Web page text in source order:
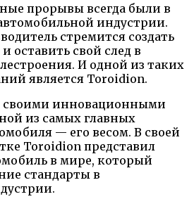
прорывы всегда были в
индустрии.
стремится создать
оставить свой след в
И одной из таких
является Toroidion.
своими инновационными
из самых главных
— его весом. В своей
Toroidion представил
в мире, который
стандарты в